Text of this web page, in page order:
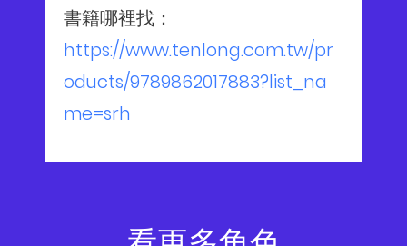
書籍哪裡找：
https://www.tenlong.com.tw/pr
oducts/9789862017883?list_na
me=srh